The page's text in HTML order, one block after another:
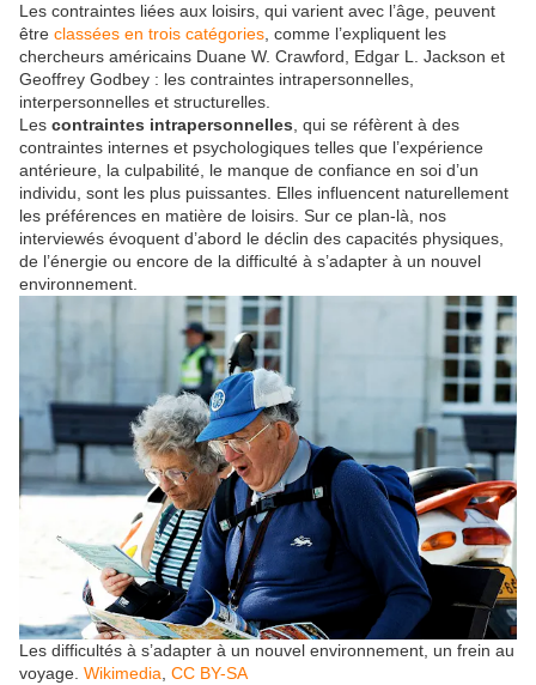
Les contraintes liées aux loisirs, qui varient avec l’âge, peuvent
être classées en trois catégories , comme l’expliquent les
chercheurs américains Duane W. Crawford, Edgar L. Jackson et
Geoffrey Godbey : les contraintes intrapersonnelles,
interpersonnelles et structurelles.
Les contraintes intrapersonnelles , qui se réfèrent à des
contraintes internes et psychologiques telles que l’expérience
antérieure, la culpabilité, le manque de confiance en soi d’un
individu, sont les plus puissantes. Elles influencent naturellement
les préférences en matière de loisirs. Sur ce plan-là, nos
interviewés évoquent d’abord le déclin des capacités physiques,
de l’énergie ou encore de la difficulté à s’adapter à un nouvel
environnement.
Les difficultés à s’adapter à un nouvel environnement, un frein au
voyage. Wikimedia, CC BY-SA